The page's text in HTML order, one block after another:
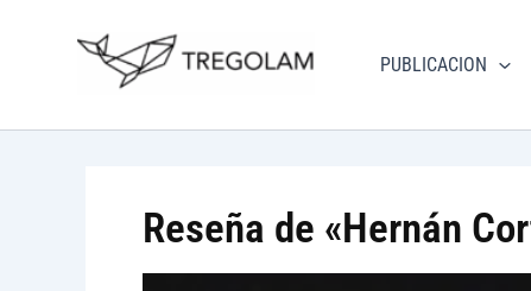
Visitar
PUBLICACION
Reseña de «Hernán